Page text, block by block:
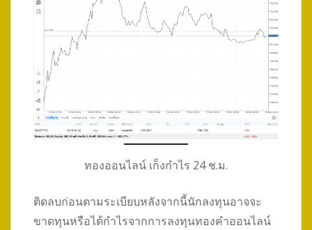
ทองออนไลน์ เก็งกำไร 24 ช.ม.
ติดลบก่อนตามระเบียบหลังจากนี้นักลงทุนอาจจะ
ขาดทุนหรือได้กำไรจากการลงทุนทองคำออนไลน์